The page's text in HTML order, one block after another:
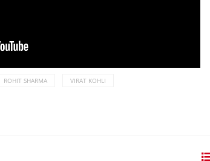
ROHIT SHARMA VIRAT KOHLI